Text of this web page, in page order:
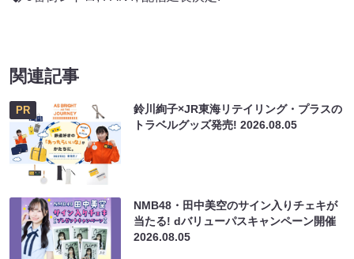
関連記事
PR
鈴川絢子×JR東海リテイリング・プラスの
トラベルグッズ発売!2026.08.05
NMB48・田中美空のサイン入りチェキが
当たる! dバリューパスキャンペーン開催
2026.08.05